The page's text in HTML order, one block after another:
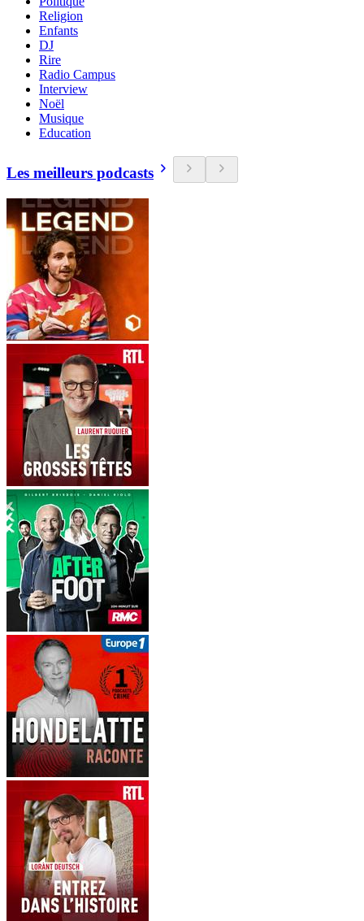
Religion
Enfants
DJ
Rire
Radio Campus
Interview
Noël
Musique
Education
Les meilleurs podcasts